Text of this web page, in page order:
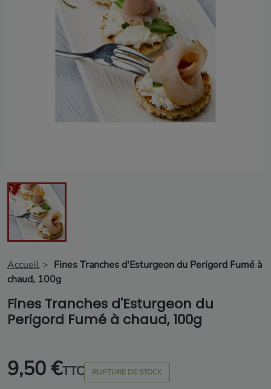
Accueil
Fines Tranches d'Esturgeon du Perigord Fumé à
chaud, 100g
Fines Tranches d'Esturgeon du
Perigord Fumé à chaud, 100g
9,50 €TTC RUPTURE DE STOCK